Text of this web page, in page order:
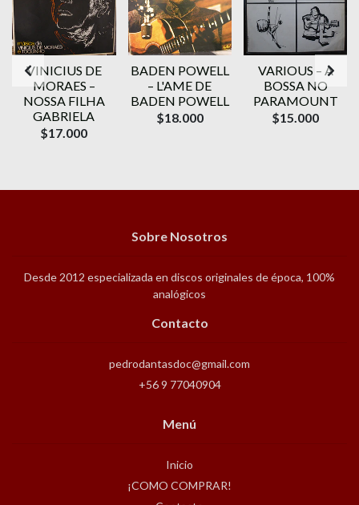
VINICIUS DE
MORAES ‎–
NOSSA FILHA
GABRIELA
$17.000
BADEN POWELL
‎– L'AME DE
BADEN POWELL
$18.000
VARIOUS ‎– A
BOSSA NO
PARAMOUNT
$15.000
Sobre Nosotros
Desde 2012 especializada en discos originales de época, 100%
analógicos
Contacto
pedrodantasdoc@gmail.com
+56 9 77040904
Menú
Inicio
¡COMO COMPRAR!